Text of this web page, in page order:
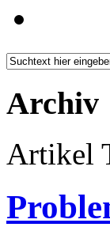
Archiv
Artikel